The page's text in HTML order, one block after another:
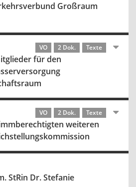
Großraum
VO 2 Dok. Texte
für den
VO 2 Dok. Texte
weiteren
StRin Dr. Stefanie